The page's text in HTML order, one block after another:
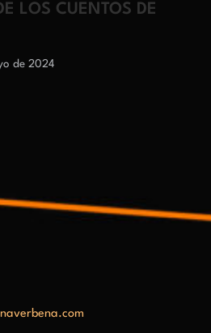
LOS CUENTOS DE
de 2024